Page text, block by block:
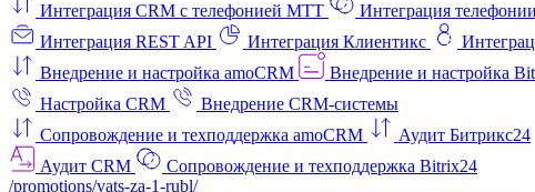
Интеграция CRM с телефонией МТТ
Интеграция
Интеграция REST API
Интеграция Клиентикс
Внедрение и настройка amoCRM
Внедрение и настройка
Настройка CRM
Внедрение CRM-системы
Сопровождение и техподдержка amoCRM
Аудит Битрикс24
Аудит CRM
Сопровождение и техподдержка Bitrix24
/promotions/vats-za-1-rubl/